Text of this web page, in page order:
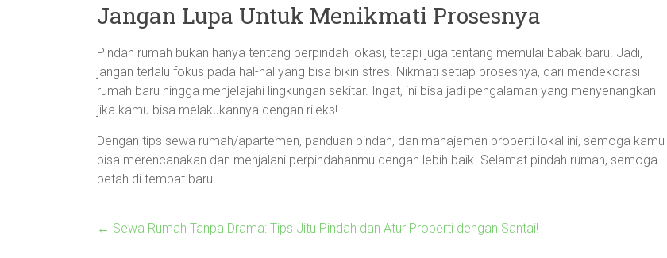
Jangan Lupa Untuk Menikmati Prosesnya
Pindah rumah bukan hanya tentang berpindah lokasi, tetapi juga tentang memulai babak baru. Jadi,
jangan terlalu fokus pada hal-hal yang bisa bikin stres. Nikmati setiap prosesnya, dari mendekorasi
rumah baru hingga menjelajahi lingkungan sekitar. Ingat, ini bisa jadi pengalaman yang menyenangkan
jika kamu bisa melakukannya dengan rileks!
Dengan tips sewa rumah/apartemen, panduan pindah, dan manajemen properti lokal ini, semoga kamu
bisa merencanakan dan menjalani perpindahanmu dengan lebih baik. Selamat pindah rumah, semoga
betah di tempat baru!
← Sewa Rumah Tanpa Drama: Tips Jitu Pindah dan Atur Properti dengan Santai!